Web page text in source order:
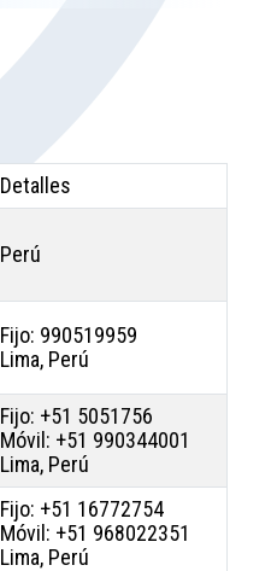
Detalles
Perú
Fijo: 990519959
Lima, Perú
Fijo: +51 5051756
Móvil: +51 990344001
Lima, Perú
Fijo: +51 16772754
Móvil: +51 968022351
Lima, Perú